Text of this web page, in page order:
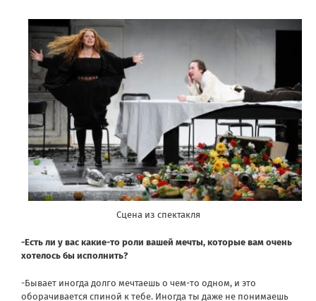
Сцена из спектакля
-Есть ли у вас какие-то роли вашей мечты, которые вам очень
хотелось бы исполнить?
-Бывает иногда долго мечтаешь о чем-то одном, и это
оборачивается спиной к тебе. Иногда ты даже не понимаешь